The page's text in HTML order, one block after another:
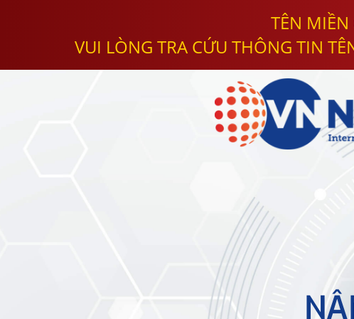
TÊN MIỀN
VUI LÒNG TRA CỨU THÔNG TIN